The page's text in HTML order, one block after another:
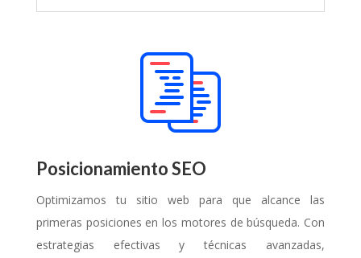
Posicionamiento SEO
Optimizamos tu sitio web para que alcance las
primeras posiciones en los motores de búsqueda. Con
estrategias efectivas y técnicas avanzadas,